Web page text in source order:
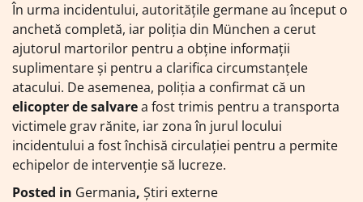
În urma incidentului, autoritățile germane au început o
anchetă completă, iar poliția din München a cerut
ajutorul martorilor pentru a obține informații
suplimentare și pentru a clarifica circumstanțele
atacului. De asemenea, poliția a confirmat că un
elicopter de salvarea fost trimis pentru a transporta
victimele grav rănite, iar zona în jurul locului
incidentului a fost închisă circulației pentru a permite
echipelor de intervenție să lucreze.
Posted in Germania, Știri externe